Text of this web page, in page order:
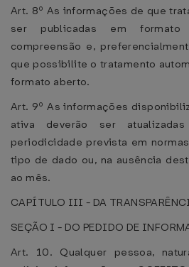
Art. 8º As informações de que
ser publicadas em
compreensão e,
que possibilite o tratamento
formato aberto.
Art. 9º As informações
ativa deverão ser
periodicidade prevista em
tipo de dado ou, na ausência
ao mês.
CAPÍTULO III - DA
SEÇÃO I - DO PEDIDO DE
Art. 10. Qualquer pessoa,